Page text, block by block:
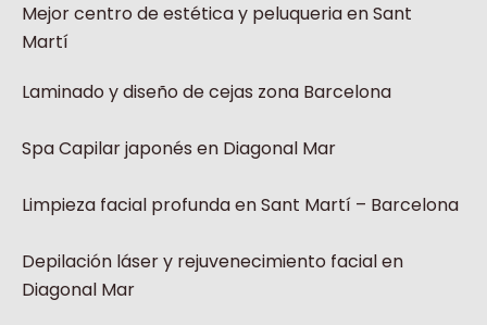
Mejor centro de estética y peluqueria en Sant
Martí
Laminado y diseño de cejas zona Barcelona
Spa Capilar japonés en Diagonal Mar
Limpieza facial profunda en Sant Martí – Barcelona
Depilación láser y rejuvenecimiento facial en
Diagonal Mar